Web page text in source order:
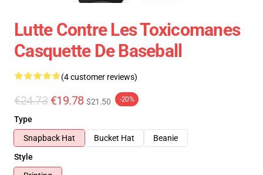
Lutte Contre Les Toxicomanes
Casquette De Baseball
(4 customer reviews)
€24.73 €19.78 $21.50 -20%
Type
Snapback Hat
Bucket Hat
Beanie
Style